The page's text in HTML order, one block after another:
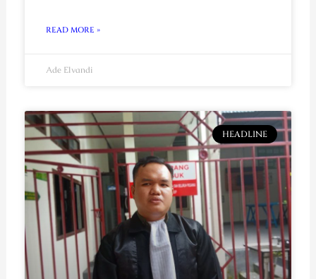
READ MORE »
Ade Elvandi
HEADLINE